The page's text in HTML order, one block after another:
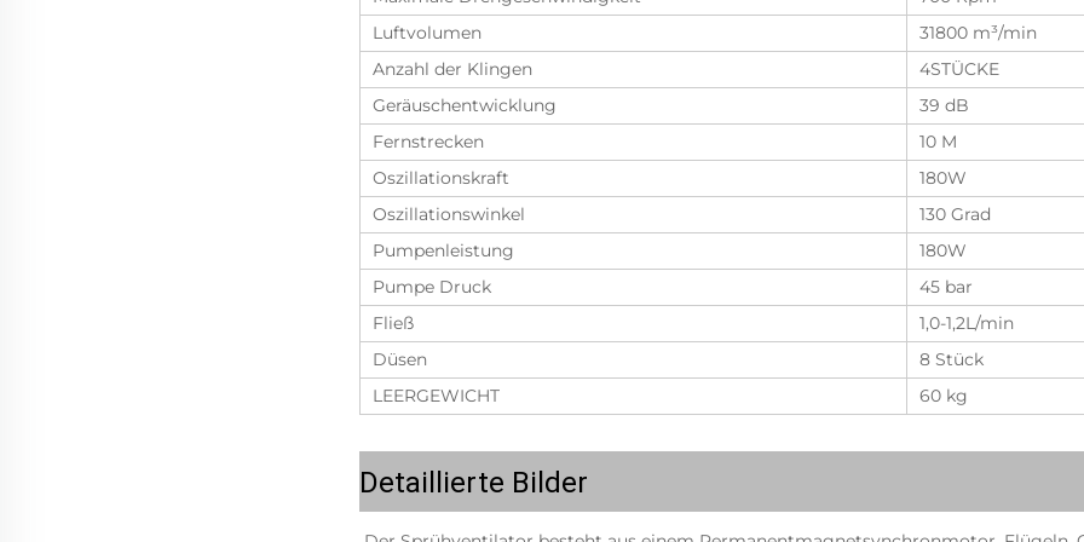
Luftvolumen
31800 m³/min
Anzahl der Klingen
4STÜCKE
Geräuschentwicklung
39 dB
Fernstrecken
10 M
Oszillationskraft
180W
Oszillationswinkel
130 Grad
Pumpenleistung
180W
Pumpe Druck
45 bar
Fließ
1,0-1,2L/min
Düsen
8 Stück
LEERGEWICHT
60 kg
Detaillierte Bilder